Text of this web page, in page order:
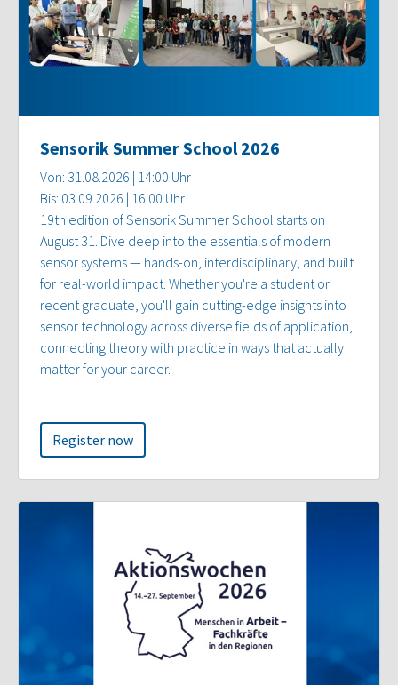
Sensorik Summer School 2026
Von: 31.08.2026 | 14:00 Uhr
Bis: 03.09.2026 | 16:00 Uhr
19th edition of Sensorik Summer School starts on
August 31. Dive deep into the essentials of modern
sensor systems — hands-on, interdisciplinary, and built
for real-world impact. Whether you're a student or
recent graduate, you'll gain cutting-edge insights into
sensor technology across diverse fields of application,
connecting theory with practice in ways that actually
matter for your career.
Register now